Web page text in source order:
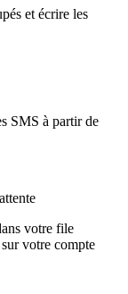
et écrire les
SMS à partir de
votre file
votre compte